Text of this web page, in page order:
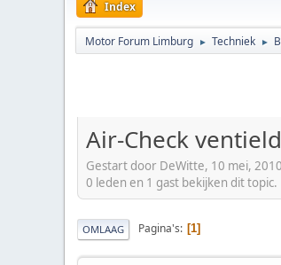
Index
Motor Forum Limburg ► Techniek ►
Air-Check
Gestart door DeWitte, 10 mei,
0 leden en 1 gast bekijken dit topic.
OMLAAG Pagina's 1